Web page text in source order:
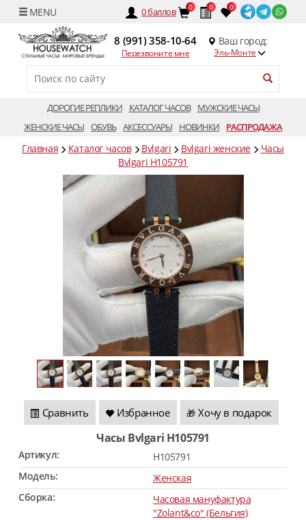
0баллов 0 0 0
8 (991) 358-10-64
Перезвоните мне
Ваш город:
Эль-Монте
ДОРОГИЕ РЕПЛИКИ КАТАЛОГ ЧАСОВ
МУЖСКИЕ ЧАСЫ
ЖЕНСКИЕ ЧАСЫ ОБУВЬ АКСЕССУАРЫ НОВИНКИ РАСПРОДАЖА
Главная Каталог часов Bvlgari Bvlgari женские
Часы
Bvlgari H105791
Сравнить Избранное 🎁 Хочу в подарок
Часы Bvlgari H105791
Артикул:
H105791
Модель:
Женская
Сборка:
Часовая мануфактура
"Zolant&co" (Бельгия)